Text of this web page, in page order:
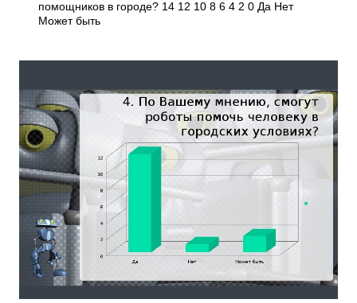
помощников в городе? 14 12 10 8 6 4 2 0 Да Нет
Может быть